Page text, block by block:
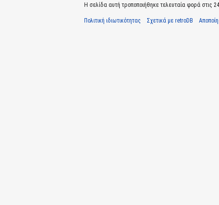
Η σελίδα αυτή τροποποιήθηκε τελευταία φορά στις
Πολιτική ιδιωτικότητας Σχετικά με retroDB